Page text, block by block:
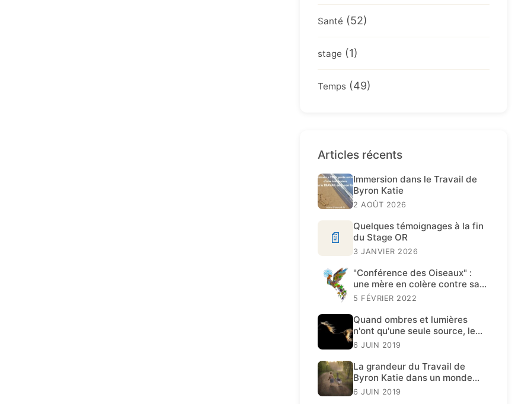
Santé (52)
stage (1)
Temps (49)
Articles récents
Immersion dans le Travail de
Byron Katie
2 AOÛT 2026
📄
Quelques témoignages à la fin
du Stage OR
3 JANVIER 2026
"Conférence des Oiseaux" :
une mère en colère contre sa
fille
5 FÉVRIER 2022
Quand ombres et lumières
n'ont qu'une seule source, le
Travail de Katie est présent.
6 JUIN 2019
La grandeur du Travail de
Byron Katie dans un monde
décadent
6 JUIN 2019